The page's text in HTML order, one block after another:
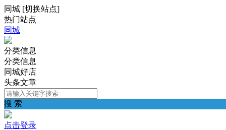
同城 [切换站点]
热门站点
同城
分类信息
分类信息
同城好店
头条文章
搜 索
点击登录